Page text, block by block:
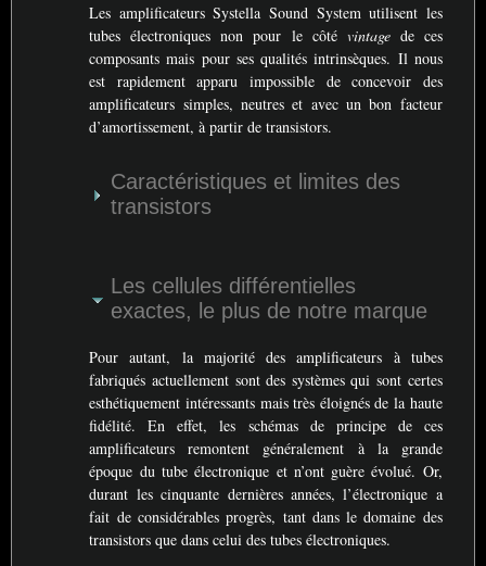
Les amplificateurs Systella Sound System utilisent les
tubes électroniques non pour le côté vintagede ces
composants mais pour ses qualités intrinsèques. Il nous
est rapidement apparu impossible de concevoir des
amplificateurs simples, neutres et avec un bon facteur
d’amortissement, à partir de transistors.
Caractéristiques et limites des
transistors
Les cellules différentielles
exactes, le plus de notre marque
Pour autant, la majorité des amplificateurs à tubes
fabriqués actuellement sont des systèmes qui sont certes
esthétiquement intéressants mais très éloignés de la haute
fidélité. En effet, les schémas de principe de ces
amplificateurs remontent généralement à la grande
époque du tube électronique et n’ont guère évolué. Or,
durant les cinquante dernières années, l’électronique a
fait de considérables progrès, tant dans le domaine des
transistors que dans celui des tubes électroniques.